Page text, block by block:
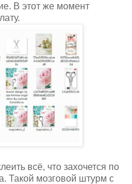
В этот же момент
всё, что захочется по
Такой мозговой штурм с